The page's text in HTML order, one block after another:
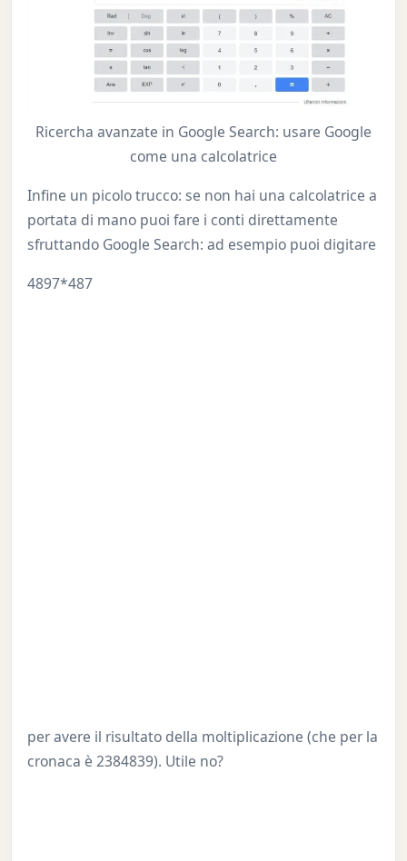
Ricercha avanzate in Google Search: usare Google
come una calcolatrice
Infine un picolo trucco: se non hai una calcolatrice a
portata di mano puoi fare i conti direttamente
sfruttando Google Search: ad esempio puoi digitare
4897*487
per avere il risultato della moltiplicazione (che per la
cronaca è 2384839). Utile no?